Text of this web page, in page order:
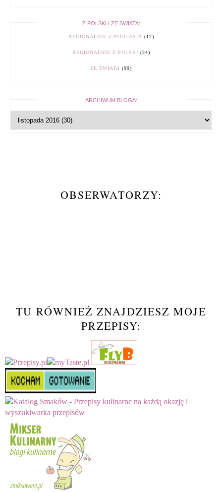
Z POLSKI I ZE ŚWIATA:
REGIONALNIE Z PODLASIA (12)
REGIONALNIE Z POLSKI (24)
ZE ŚWIATA (99)
ARCHIWUM BLOGA:
OBSERWATORZY:
TU RÓWNIEŻ ZNAJDZIESZ MOJE
PRZEPISY: